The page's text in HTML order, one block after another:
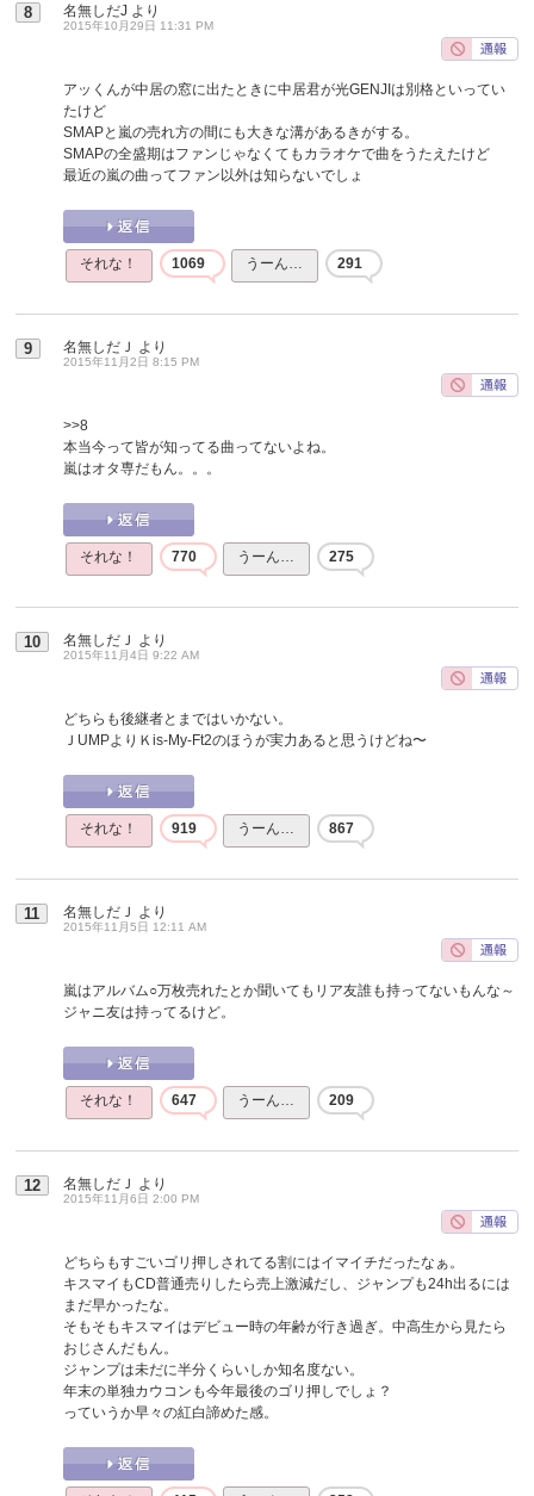
8 名無しだJ より
2015年10月29日 11:31 PM
アッくんが中居の窓に出たときに中居君が光GENJIは別格といってい
たけど
SMAPと嵐の売れ方の間にも大きな溝があるきがする。
SMAPの全盛期はファンじゃなくてもカラオケで曲をうたえたけど
最近の嵐の曲ってファン以外は知らないでしょ
それな！ 1069 うーん… 291
9 名無しだＪ より
2015年11月2日 8:15 PM
>>8
本当今って皆が知ってる曲ってないよね。
嵐はオタ専だもん。。。
それな！ 770 うーん… 275
10 名無しだＪ より
2015年11月4日 9:22 AM
どちらも後継者とまではいかない。
ＪUMPよりＫis-My-Ft2のほうが実力あると思うけどね〜
それな！ 919 うーん… 867
11 名無しだＪ より
2015年11月5日 12:11 AM
嵐はアルバム○万枚売れたとか聞いてもリア友誰も持ってないもんな～
ジャニ友は持ってるけど。
それな！ 647 うーん… 209
12 名無しだＪ より
2015年11月6日 2:00 PM
どちらもすごいゴリ押しされてる割にはイマイチだったなぁ。
キスマイもCD普通売りしたら売上激減だし、ジャンプも24h出るには
まだ早かったな。
そもそもキスマイはデビュー時の年齢が行き過ぎ。中高生から見たら
おじさんだもん。
ジャンプは未だに半分くらいしか知名度ない。
年末の単独カウコンも今年最後のゴリ押しでしょ？
っていうか早々の紅白諦めた感。